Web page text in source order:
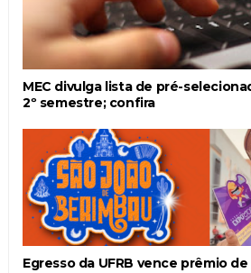
MEC divulga lista de pré-
2º semestre; confira
Egresso da UFRB vence prêmio